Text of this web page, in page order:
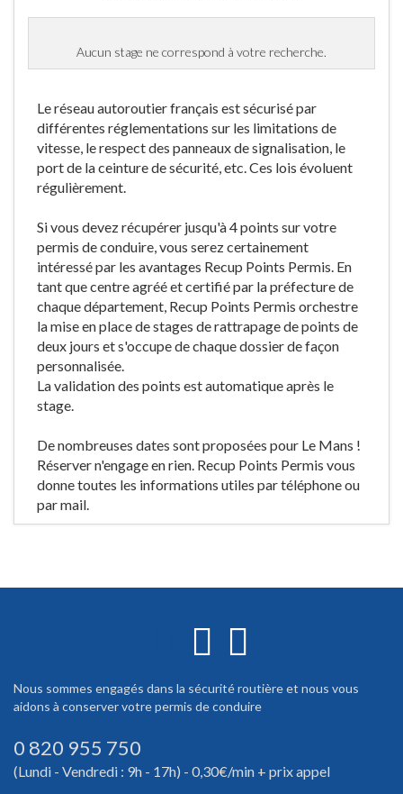
Aucun stage ne correspond à votre recherche.
Le réseau autoroutier français est sécurisé par
différentes réglementations sur les limitations de
vitesse, le respect des panneaux de signalisation, le
port de la ceinture de sécurité, etc. Ces lois évoluent
régulièrement.
Si vous devez récupérer jusqu'à 4 points sur votre
permis de conduire, vous serez certainement
intéressé par les avantages Recup Points Permis. En
tant que centre agréé et certifié par la préfecture de
chaque département, Recup Points Permis orchestre
la mise en place de stages de rattrapage de points de
deux jours et s'occupe de chaque dossier de façon
personnalisée.
La validation des points est automatique après le
stage.
De nombreuses dates sont proposées pour Le Mans !
Réserver n'engage en rien. Recup Points Permis vous
donne toutes les informations utiles par téléphone ou
par mail.
Nous sommes engagés dans la sécurité routière et nous vous
aidons à conserver votre permis de conduire
0 820 955 750
(Lundi - Vendredi : 9h - 17h) - 0,30€/min + prix appel